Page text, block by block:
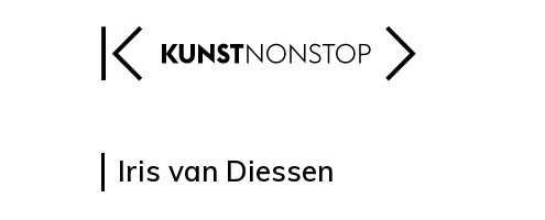
Iris van Diessen